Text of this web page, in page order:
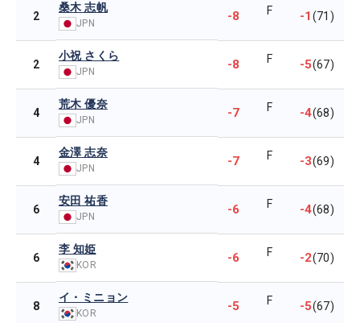
2
桑木 志帆
JPN -8 F -1(71)
2
小祝 さくら
JPN -8 F -5(67)
4
荒木 優奈
JPN -7 F -4(68)
4
金澤 志奈
JPN -7 F -3(69)
6
安田 祐香
JPN -6 F -4(68)
6
李 知姫
KOR -6 F -2(70)
8
イ・ミニョン
KOR -5 F -5(67)